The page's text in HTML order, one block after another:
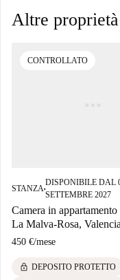
Altre
CONTROLLATO
STANZA■
DISPONIBILE DAL
SETTEMBRE 2027
Camera in
La Malva-Rosa,
450 €/mese
lock DEPOSITO PROTETTO